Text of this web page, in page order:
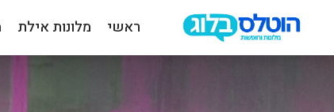
הוטלס
ראשי מלונות אילת